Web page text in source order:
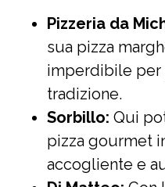
Pizzeria da
sua pizza
imperdibile per
tradizione.
Sorbillo: Qui
pizza gourmet
accogliente e